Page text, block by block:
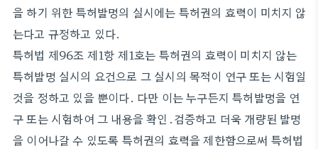
을 하기 위한 특허발명의 실시에는 특허권의 효력이 미치지 않
는다고 규정하고 있다.
특허법 제96조 제1항 제1호는 특허권의 효력이 미치지 않는
특허발명 실시의 요건으로 그 실시의 목적이 연구 또는 시험일
것을 정하고 있을 뿐이다. 다만 이는 누구든지 특허발명을 연
구 또는 시험하여 그 내용을 확인․검증하고 더욱 개량된 발명
을 이어나갈 수 있도록 특허권의 효력을 제한함으로써 특허법